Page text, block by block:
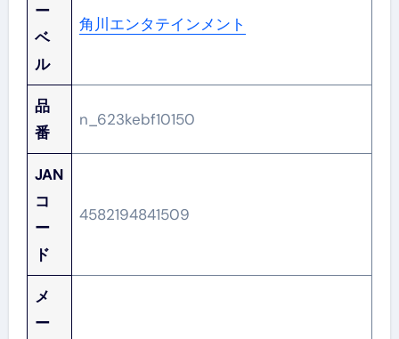
ー
ベ
ル
角川エンタテインメント
品
番
n_623kebf10150
JAN
コ
ー
ド
4582194841509
メ
ー